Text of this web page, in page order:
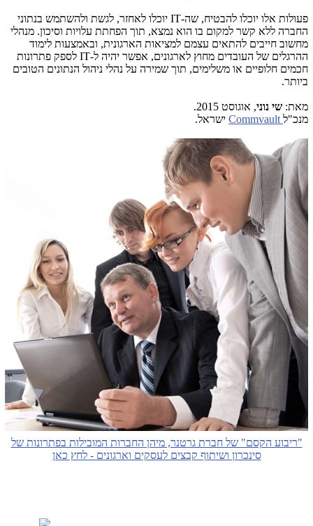
פעולות אלו יוכלו להבטיח, שה-IT יוכלו לאחזר, לגשת ולהשתמש בנתוני
החברה ללא קשר למקום בו הוא נמצא, תוך הפחתת עלויות וסיכון. מנהלי
מחשוב חייבים להתאים עצמם למציאות הארגונית, ובאמצעות לימוד
ההרגלים של העובדים מחוץ לארגונים, אפשר יהיה ל-IT לספק פתרונות
חכמים חלופיים או משלימים, תוך שמירה על נהלי ניהול הנתונים הטובים
ביותר.
מאת: שי נוני, אוגוסט 2015.
מנכ"ל Commvault ישראל.
"ריבוע הקסם" של חברת גרטנר, מיהן החברות המובילות בפתרונות של
סינכרון ושיתוף קבצים לעסקים וארגונים - לחץ כאן